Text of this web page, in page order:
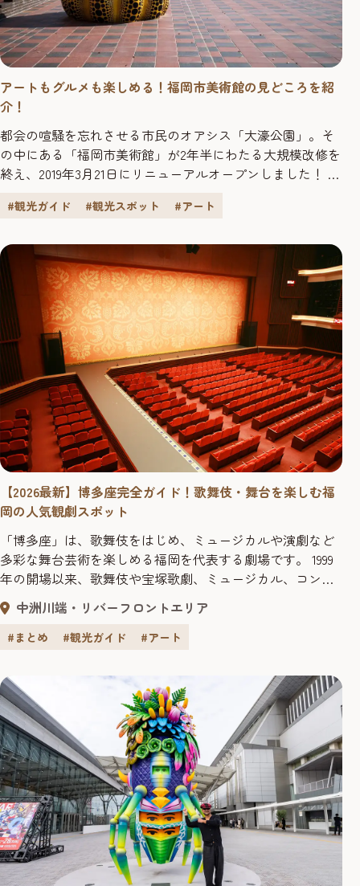
アートもグルメも楽しめる！福岡市美術館の見どころを紹
介！
都会の喧騒を忘れさせる市民のオアシス「大濠公園」。そ
の中にある「福岡市美術館」が2年半にわたる大規模改修を
終え、2019年3月21日にリニューアルオープンしました！ 誰
気軽に楽しめる空間として、大濠公園側から１階への新た
されるなど、大きく進化した「福岡市美術館」の魅力を紹
介します。 19...
#観光ガイド #観光スポット #アート
【2026最新】博多座完全ガイド！歌舞伎・舞台を楽しむ福
岡の人気観劇スポット
「博多座」は、歌舞伎をはじめ、ミュージカルや演劇など
多彩な舞台芸術を楽しめる福岡を代表する劇場です。 1999
年の開場以来、歌舞伎や宝塚歌劇、ミュージカル、コン
サートなど幅広い演目を上演し、全国から多くの観客を迎
えてきました。劇場の世界観に浸り、非日常のひと時を満
喫することができます。今回は博多座の歴史や特徴から、
中洲川端・リバーフロントエリア
#まとめ #観光ガイド #アート